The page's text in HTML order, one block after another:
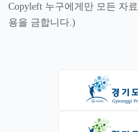
Copyleft 누구에게만 모든 자
용을 금합니다.)